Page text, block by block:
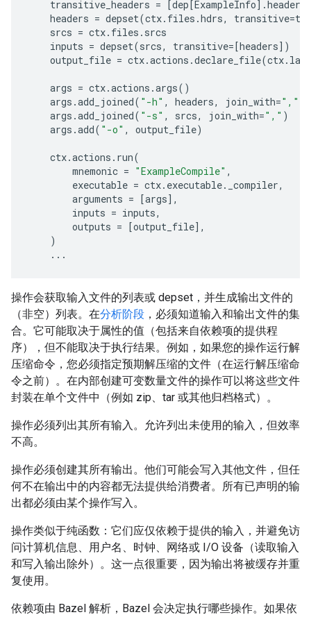
transitive_headers = [dep[ExampleInfo] .headers
headers = depset(ctx. files .hdrs, transitive=
srcs = ctx. files . srcs
inputs = depset(srcs, transitive=[headers])
output_file = ctx.actions .declare_file(ctx.
args = ctx.actions .args()
args .add_joined( "-h" , headers, join_with=","
args .add_joined( "-s" , srcs, join_with="," )
args .add( "-o" , output_file)
ctx.actions . run(
mnemonic = "ExampleCompile" ,
executable = ctx. executable. _compiler,
arguments = [args],
inputs = inputs,
outputs = [output_file],
)
...
操作会获取输入文件的列表或 depset，并生成输出文件的
（非空）列表。在分析阶段 ，必须知道输入和输出文件的集
合。它可能取决于属性的值（包括来自依赖项的提供程
序），但不能取决于执行结果。例如，如果您的操作运行解
压缩命令，您必须指定预期解压缩的文件（在运行解压缩命
令之前）。在内部创建可变数量文件的操作可以将这些文件
封装在单个文件中（例如 zip、tar 或其他归档格式）。
操作必须列出其所有输入。允许列出未使用的输入，但效率
不高。
操作必须创建其所有输出。他们可能会写入其他文件，但任
何不在输出中的内容都无法提供给消费者。所有已声明的输
出都必须由某个操作写入。
操作类似于纯函数：它们应仅依赖于提供的输入，并避免访
问计算机信息、用户名、时钟、网络或 I/O 设备（读取输入
和写入输出除外）。这一点很重要，因为输出将被缓存并重
复使用。
依赖项由 Bazel 解析，Bazel 会决定执行哪些操作。如果依